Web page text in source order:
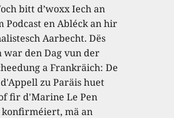
bitt d’woxx Iech an
Podcast en Abléck an hir
Aarbecht. Dës
war den Dag vun der
a Frankräich: De
zu Paräis huet
fir d'Marine Le Pen
mä an